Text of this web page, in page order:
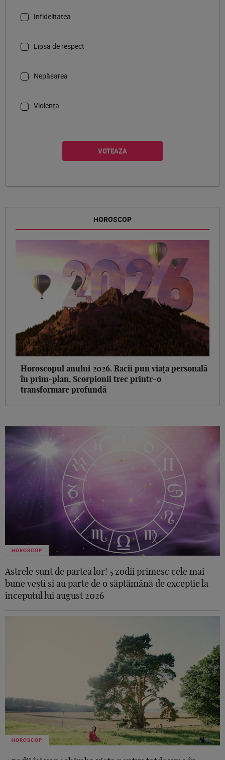
Infidelitatea
Lipsa de respect
Nepăsarea
Violența
HOROSCOP
Horoscopul anului 2026. Racii pun viața personală
în prim-plan, Scorpionii trec printr-o
transformare profundă
HOROSCOP
Astrele sunt de partea lor! 5 zodii primesc cele mai
bune vești și au parte de o săptămână de excepție la
începutul lui august 2026
HOROSCOP